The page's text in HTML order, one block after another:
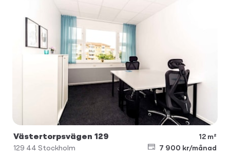
Västertorpsvägen 129
12 m²
129 44 Stockholm 7 900 kr/månad